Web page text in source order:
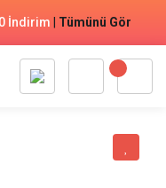
İndirim Tümünü Gör